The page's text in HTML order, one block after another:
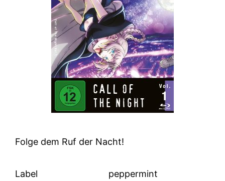
Folge dem Ruf der Nacht!
Label peppermint